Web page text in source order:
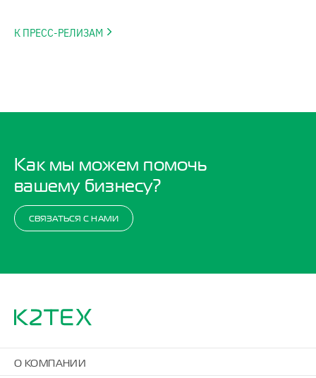
К ПРЕСС-РЕЛИЗАМ
Как мы можем помочь
вашему бизнесу?
СВЯЗАТЬСЯ С НАМИ
О КОМПАНИИ